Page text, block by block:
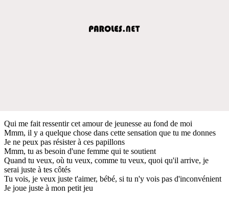
Qui me fait ressentir cet amour de jeunesse au fond de moi
Mmm, il y a quelque chose dans cette sensation que tu me donnes
Je ne peux pas résister à ces papillons
Mmm, tu as besoin d'une femme qui te soutient
Quand tu veux, où tu veux, comme tu veux, quoi qu'il arrive, je
serai juste à tes côtés
Tu vois, je veux juste t'aimer, bébé, si tu n'y vois pas d'inconvénient
Je joue juste à mon petit jeu